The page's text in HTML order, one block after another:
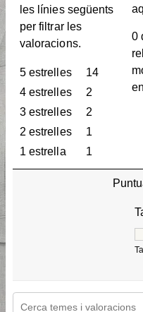
les línies següents
per filtrar les
valoracions.
5 estrellesestrelles
14
14
4 estrellesestrelles
2
2
3 estrellesestrelles
2
2
2 estrellesestrelles
1
1 valoració
1 estrellaestrelles
1
1
0
Cerca temes i valoracions